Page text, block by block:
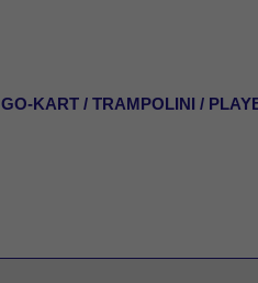
GO-KART / TRAMPOLINI /